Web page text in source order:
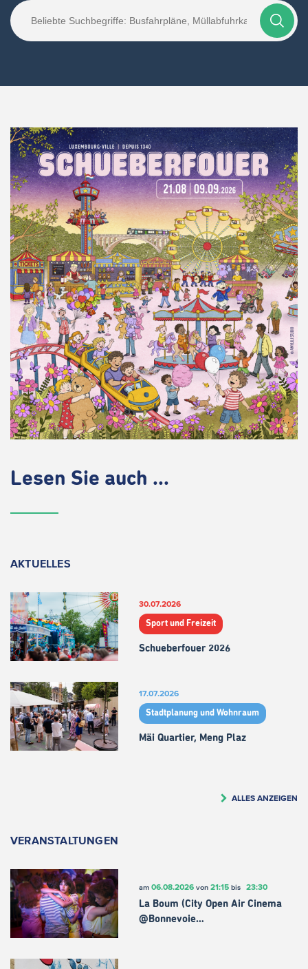
Lesen Sie auch ...
AKTUELLES
30.07.2026
Sport und Freizeit
Schueberfouer 2026
17.07.2026
Stadtplanung und Wohnraum
Mäi Quartier, Meng Plaz
ALLES ANZEIGEN
VERANSTALTUNGEN
am 06.08.2026von 21:15bis 23:30
La Boum (City Open Air Cinema
@Bonnevoie…